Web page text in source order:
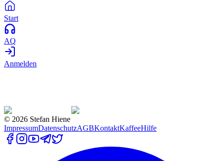
Start
AQ
Anmelden
© 2026 Stefan Hiene
ImpressumDatenschutzAGBKontaktKaffeeHilfe